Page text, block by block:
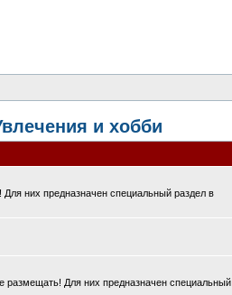
и хобби
них предназначен специальный раздел в
Для них предназначен специальный